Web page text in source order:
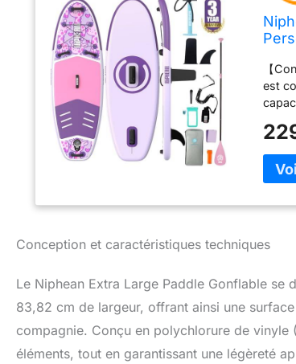
【
est
avec
aux
La
la
Conception et caractéristiques techniques
Le Niphean Extra Large Paddle Gonflable
83,82 cm de largeur, offrant ainsi une
compagnie. Conçu en polychlorure de vinyle
éléments, tout en garantissant une légèreté